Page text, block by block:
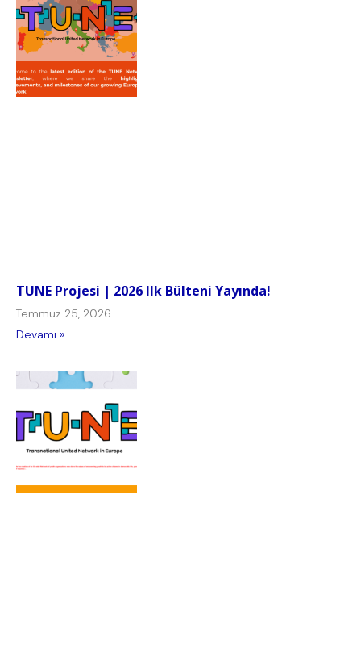
TUNE Projesi | 2026 Ilk Bülteni Yayında!
Temmuz 25, 2026
Devamı »